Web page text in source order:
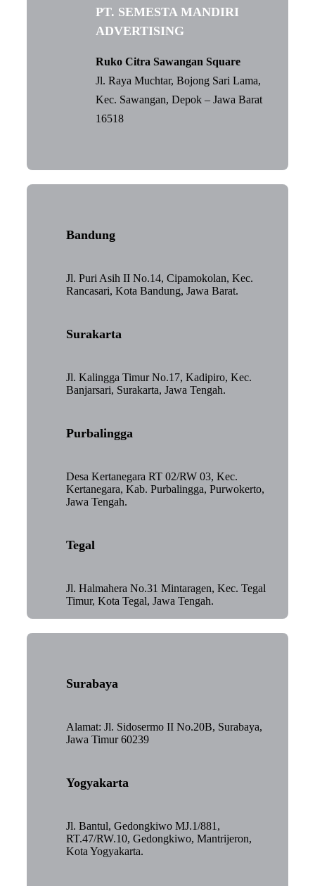
PT. SEMESTA MANDIRI
ADVERTISING
Ruko Citra Sawangan Square
Jl. Raya Muchtar, Bojong Sari Lama,
Kec. Sawangan, Depok – Jawa Barat
16518
Bandung
Jl. Puri Asih II No.14, Cipamokolan, Kec.
Rancasari, Kota Bandung, Jawa Barat.
Surakarta
Jl. Kalingga Timur No.17, Kadipiro, Kec.
Banjarsari, Surakarta, Jawa Tengah.
Purbalingga
Desa Kertanegara RT 02/RW 03, Kec.
Kertanegara, Kab. Purbalingga, Purwokerto,
Jawa Tengah.
Tegal
Jl. Halmahera No.31 Mintaragen, Kec. Tegal
Timur, Kota Tegal, Jawa Tengah.
Surabaya
Alamat: Jl. Sidosermo II No.20B, Surabaya,
Jawa Timur 60239
Yogyakarta
Jl. Bantul, Gedongkiwo MJ.1/881,
RT.47/RW.10, Gedongkiwo, Mantrijeron,
Kota Yogyakarta.